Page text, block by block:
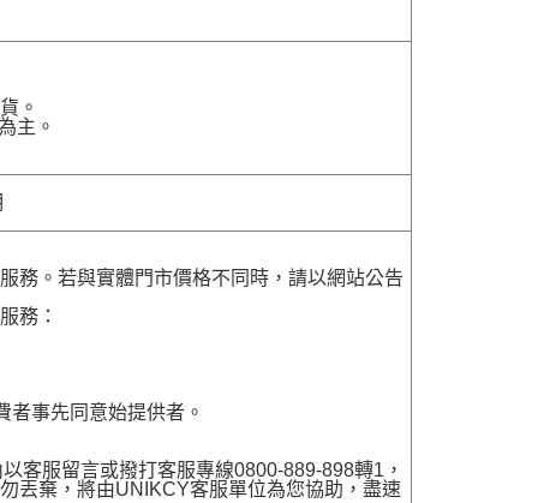
。
主。
務。若與實體門市價格不同時，請以網站公告
務：
事先同意始提供者。
客服留言或撥打客服專線0800-889-898轉1，
丟棄，將由UNIKCY客服單位為您協助，盡速